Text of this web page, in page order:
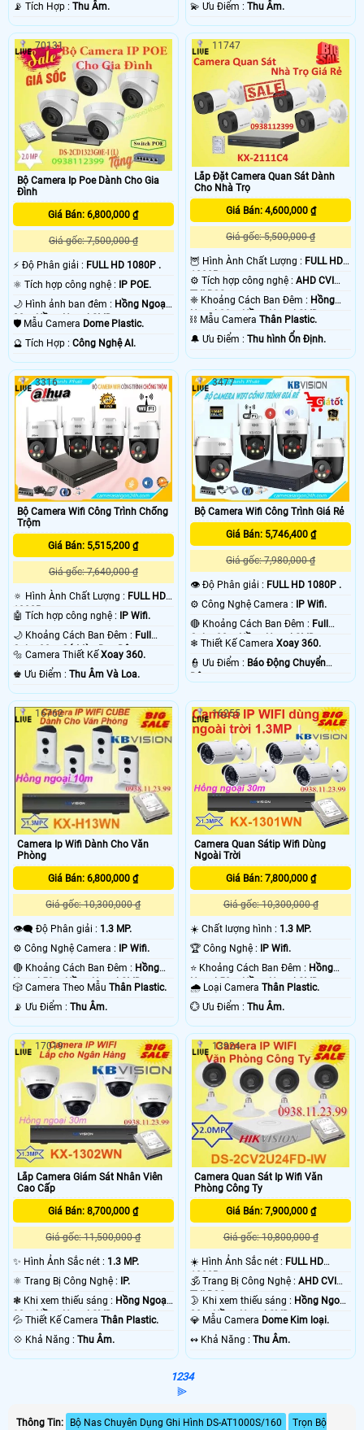
️📡 Tích Hợp : Thu Âm. ️💫 Ưu Điểm :Thu Âm.
Bộ Camera Ip Poe Dành Cho Gia
Đình
Giá Bán: 6,800,000 ₫
Giá gốc: 7,500,000 ₫
️⚡ Độ Phân giải : FULL HD 1080P .
⚛️ Tích hợp công nghệ : IP POE.
🌙 Hình ảnh ban đêm : Hồng Ngoại
30m Hồng Ngoại SMD.
🛡 Mẫu Camera Dome Plastic.
️🔮 Tích Hợp : Công Nghệ AI.
70131
Lắp Đặt Camera Quan Sát Dành
Cho Nhà Trọ
Giá Bán: 4,600,000 ₫
Giá gốc: 5,500,000 ₫
🦉 Hình Ành Chất Lượng : FULL HD
1080P .
⚙ Tích hợp công nghệ :AHD CVI
TVI BCS.
❈ Khoảng Cách Ban Đêm : Hồng
Ngoại 20m Hồng Ngoại SMD.
⛓ Mẫu CameraThân Plastic.
️🔔 Ưu Điểm :Thu hình Ổn Định.
11747
Bộ Camera Wifi Công Trình Chống
Trộm
Giá Bán: 5,515,200 ₫
Giá gốc: 7,640,000 ₫
🔅 Hình Ành Chất Lượng : FULL HD
1080P .
🤖️ Tích hợp công nghệ : IP Wifi.
🌙 Khoảng Cách Ban Đêm : Full
Color 30m Có Màu Ban Ðêm.
🔩 Camera Thiết KếXoay 360.
️♚ Ưu Điểm : Thu Âm Và Loa.
3316
Bộ Camera Wifi Công Trình Giá Rẻ
Giá Bán: 5,746,400 ₫
Giá gốc: 7,980,000 ₫
👁 Độ Phân giải : FULL HD 1080P .
⚙ Công Nghệ Camera : IP Wifi.
🔴 Khoảng Cách Ban Đêm : Full
Color 30m Hồng Ngoại SMD.
❄ Thiết Kế CameraXoay 360.
️👮 Ưu Điểm : Báo Động Chuyển
Động.
3477
Camera Ip Wifi Dành Cho Văn
Phòng
Giá Bán: 6,800,000 ₫
Giá gốc: 10,300,000 ₫
👁️‍🗨 Độ Phân giải : 1.3 MP.
⚙ Công Nghệ Camera :
IP Wifi.
🔴 Khoảng Cách Ban Đêm : Hồng
Ngoại 50m Hồng Ngoại SMD.
🎲 Camera Theo Mẫu Thân Plastic.
️📡 Ưu Điểm : Thu Âm.
16762
Camera Quan Sátip Wifi Dùng
Ngoài Trời
Giá Bán: 7,800,000 ₫
Giá gốc: 10,300,000 ₫
☀️ Chất lượng hình : 1.3 MP.
🏆 Công Nghệ :
IP Wifi.
⭐ Khoảng Cách Ban Đêm : Hồng
Ngoại 50m Hồng Ngoại SMD.
🌧️ Loại CameraThân Plastic.
️💮 Ưu Điểm :Thu Âm.
16255
Lắp Camera Giám Sát Nhân Viên
Cao Cấp
Giá Bán: 8,700,000 ₫
Giá gốc: 11,500,000 ₫
✨ Hình Ảnh Sắc nét : 1.3 MP.
⚛️ Trang Bị Công Nghệ :
IP.
❃ Khi xem thiếu sáng : Hồng Ngoại
30m Hồng Ngoại SMD.
💦 Thiết Kế Camera Thân Plastic.
️💠 Khả Năng : Thu Âm.
17019
Camera Quan Sát Ip Wifi Văn
Phòng Công Ty
Giá Bán: 7,900,000 ₫
Giá gốc: 10,800,000 ₫
☀️ Hình Ảnh Sắc nét : FULL HD
1080P .
🕉️ Trang Bị Công Nghệ :AHD CVI
TVI BCS.
🌛 Khi xem thiếu sáng : Hồng Ngoại
20m Hồng Ngoại SMD.
💎 Mẫu Camera Dome Kim loại.
️↭ Khả Năng :Thu Âm.
13924
1234
⫸
Thông Tin: Bộ Nas Chuyên Dụng Ghi Hình DS-AT1000S/160
Trọn Bộ